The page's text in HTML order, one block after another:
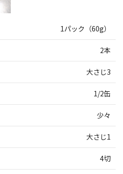
1パック（60g）
2本
大さじ3
1/2缶
少々
大さじ1
4切